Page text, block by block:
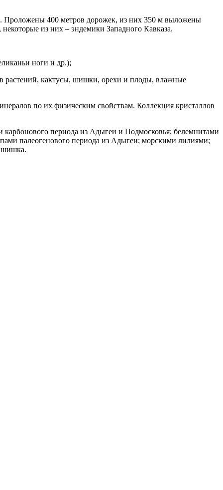
Проложены 400 метров дорожек, из них 350 м выложены
из них – эндемики Западного Кавказа.
ноги и др.);
растений, кактусы, шишки, орехи и плоды, влажные
по их физическим свойствам. Коллекция кристаллов
карбонового периода из Адыгеи и Подмосковья; белемнитами
палеогенового периода из Адыгеи; морскими лилиями;
шишка.